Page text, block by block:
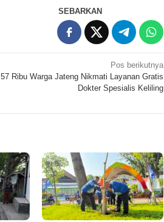
SEBARKAN
Pos berikutnya
57 Ribu Warga Jateng Nikmati Layanan Gratis
Dokter Spesialis Keliling